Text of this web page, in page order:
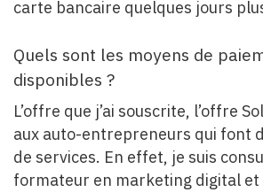
carte bancaire quelques jours
Quels sont les moyens de
disponibles ?
L’offre que j’ai souscrite, l’offre
aux auto-entrepreneurs qui font
de services. En effet, je suis
formateur en marketing digital et